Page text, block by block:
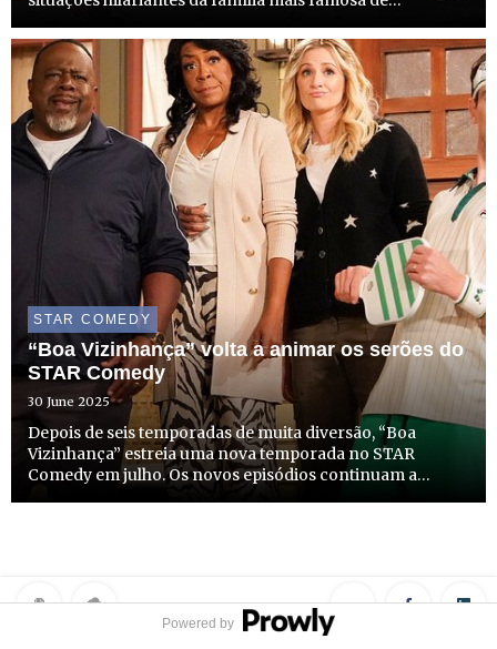
vão poder rever, em maratona, os seis episódios que
estrearam no Natal...
STAR COMEDY
“Boa Vizinhança” volta a animar os serões do
STAR Comedy
30 June 2025
Depois de seis temporadas de muita diversão, “Boa
Vizinhança” estreia uma nova temporada no STAR
Comedy em julho. Os novos episódios continuam a
Powered by